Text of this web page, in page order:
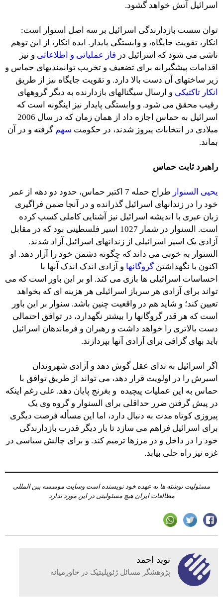
اسرائیل آتش خواهد گشود.
توان سست بازدارندگی اسرائیل بر سه اصل استوار است:
انکار، تقویت جایگاه، و وابستگی پایدار. ایده انکار، از این توهم
ناشی می شود که اسرائیل در فاز عملیاتی و اطلاعاتی و نیز
اقدامات پیشگیرانه برای تضعیف و تخریب توانمندیهای حماس و
زیر ساختهای آن دست بالا دارد. و تقویت جایگاه نیز از طریق
انکار تاکتیکی و ارسال سیگنالهای بازدارنده به دیگر گروههای
رقیب محقق می شود. و وابستگی پایدار نیز اینگونه است که
اسرائیل به حماس اجازه داد از همان زمان که در سال 2006
میلادی در انتخابات پیروز شدند، در حکومت سهم گرفته و در آن
بماند.
راهبرد ثابت حماس
یحیی السنوار
طراح حمله 7 اکتبر حماس، حدود دو دهه از عمر
خود را در زندانهای اسرائیل گذرانده و در آنجا ضمن فراگیری
زبان عبری با اندیشه اسرائیل نیز آشنایی کاملی کسب کرده
است. السنوار در شمار 1027 اسیر فلسطینی بود که در مقابل
آزادی یک اسیر اسرائیلی از زندانهای اسرائیل آزاد شدند.
السنوار به خوبی می داند که چگونه دشمن خود را آزار دهد. او
اکنون با نگهداشتن گروگانها و آزادی اندک اندک آنها با
احساسات اسرائیلی ها بازی می کند. او بر این باور است که می
تواند برای آزادی هر سرباز اسرائیلی هر هزینه ای که بخواهد
تعیین کند؛ و شاید هم در واقعیت چنین باشد. سنوار بر این باور
است که هر قدر گروگانها را بیشتر نگهدارد، در توافق احتمالی
دست بالاتری را خواهد داشت و رهبران و فرماندهان اسرائیل
باید بهای گزافی برای آزادی آنها بپردازند.
اگر اسرائیل به ندای عقل گوش دهد و آزادی شهروندان
اسیرش را در اولویت قرار دهد، می تواند از طریق توافق با
حماس به این عملیات پیچیده و بغرنج پایان دهد. علی رغم اینکه
در پیش گرفتن ضرر حداقلی برای السنوار و گروه وی یک
پیروزی کوتاه مدت به دنبال دارد، اما این مسأله فرصت دیگری
برای اسرائیل فراهم می سازد تا بار دیگر قدرت بازدارندگی
خود را در داخل و در مرزها ترمیم کند. و برای چالش سیاسی در
غزه نیز راه حلی بیابد.
مسئولیت نوشته ها به عهده خود نویسنده است وسایت موسسه بین المللی
مطالعات ایران هیچ مسئولیتی در این مورد ندارد
نوید احمد
پژوهشگر مسائل ژئوپلیتیک در خاورمیانه